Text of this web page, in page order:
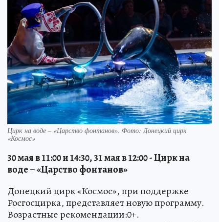
Цирк на воде – «Царство фонтанов». Фото: Донецкий цирк
«Космос»
30 мая в 11:00 и 14:30, 31 мая в 12:00 - Цирк на
воде – «Царство фонтанов»
Донецкий цирк «Космос», при поддержке
Росгосцирка, представляет новую программу.
Возрастные рекомендации:0+.